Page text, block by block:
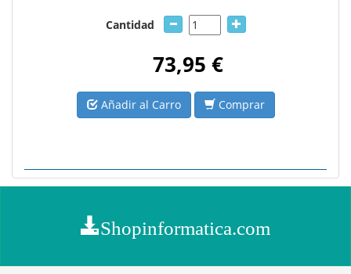
Cantidad
73,95 €
Añadir al Carro Comprar
Shopinformatica.com